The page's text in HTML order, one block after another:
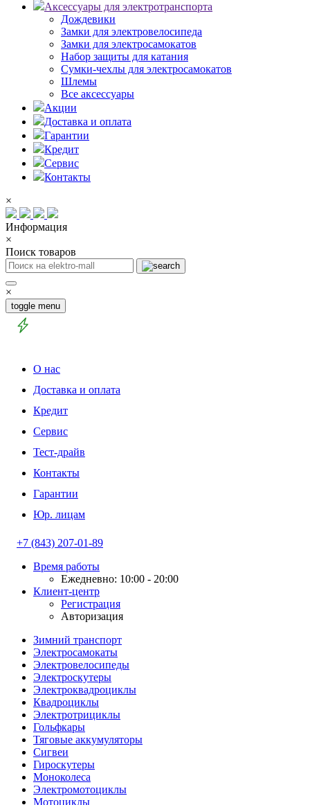
Аксессуары для электротранспорта
Дождевики
Замки для электровелосипеда
Замки для электросамокатов
Набор защиты для катания
Сумки-чехлы для электросамокатов
Шлемы
Все аксессуары
Акции
Доставка и оплата
Гарантии
Кредит
Сервис
Контакты
×
Информация
×
Поиск товаров
×
toggle menu
О нас
Доставка и оплата
Кредит
Сервис
Тест-драйв
Контакты
Гарантии
Юр. лицам
+7 (843) 207-01-89
Время работы
Ежедневно: 10:00 - 20:00
Клиент-центр
Регистрация
Авторизация
Зимний транспорт
Электросамокаты
Электровелосипеды
Электроскутеры
Электроквадроциклы
Квадроциклы
Электротрициклы
Гольфкары
Тяговые аккумуляторы
Сигвеи
Гироскутеры
Моноколеса
Электромотоциклы
Мотоциклы